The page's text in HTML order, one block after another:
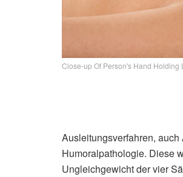
Close-up Of Person's Hand Holding
Ausleitungsverfahren,
Humoralpathologie. Diese
Ungleichgewicht der vier